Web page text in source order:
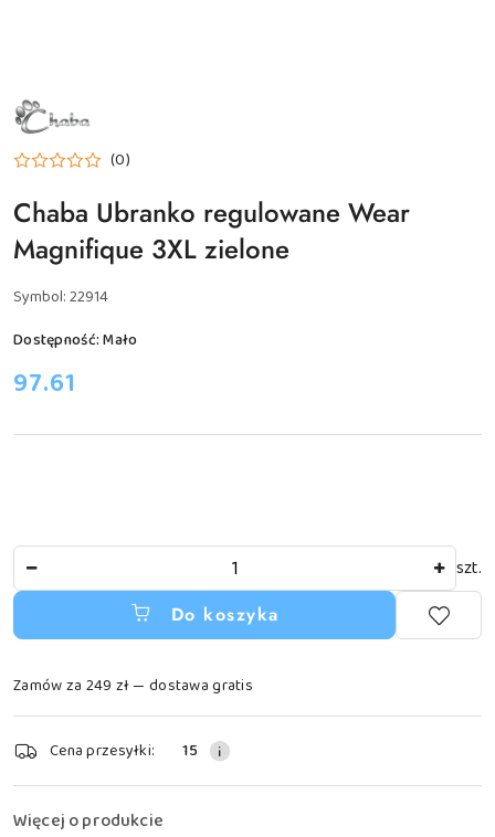
NAZWA
PRODUCENTA:
CHABA
(0)
Chaba Ubranko regulowane Wear
Magnifique 3XL zielone
Symbol:22914
Dostępność:Mało
cena:
97.61
szt.
Do koszyka
Zamów za 249 zł — dostawa gratis
i
dostawa
Cena przesyłki: 15
Więcej o produkcie